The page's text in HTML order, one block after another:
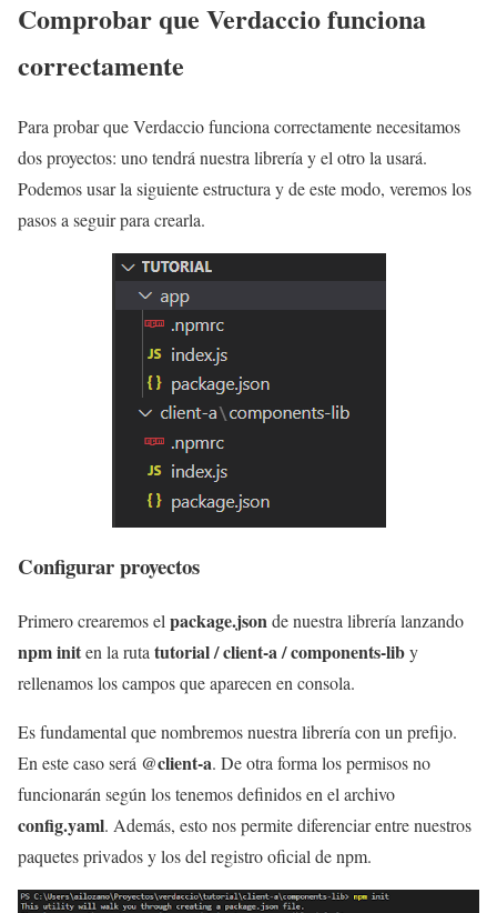
Comprobar que Verdaccio funciona
correctamente
Para probar que Verdaccio funciona correctamente necesitamos
dos proyectos: uno tendrá nuestra librería y el otro la usará.
Podemos usar la siguiente estructura y de este modo, veremos los
pasos a seguir para crearla.
Configurar proyectos
Primero crearemos el package.jsonde nuestra librería lanzando
npm initen la ruta tutorial / client-a / components-liby
rellenamos los campos que aparecen en consola.
Es fundamental que nombremos nuestra librería con un prefijo.
En este caso será @client-a. De otra forma los permisos no
funcionarán según los tenemos definidos en el archivo
config.yaml. Además, esto nos permite diferenciar entre nuestros
paquetes privados y los del registro oficial de npm.